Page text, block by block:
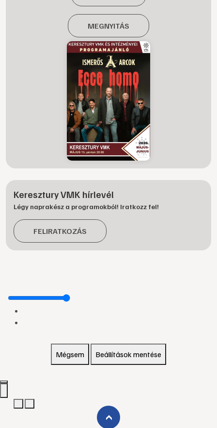
MEGNYITÁS
Keresztury VMK hírlevél
Légy naprakész a programokból! Iratkozz fel!
FELIRATKOZÁS
Mégsem Beállítások mentése
›